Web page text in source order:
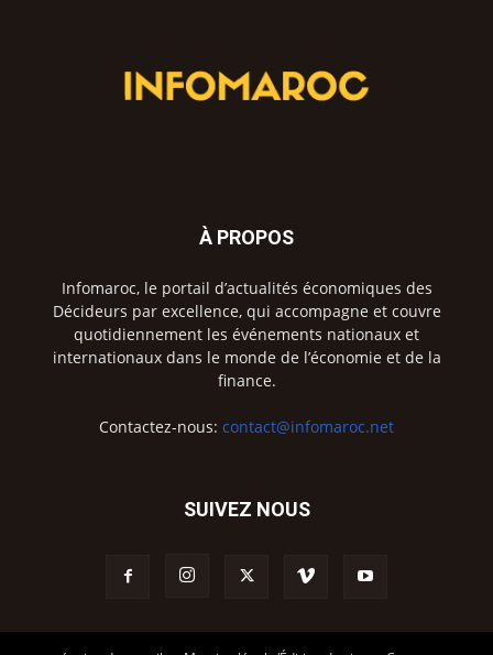
À PROPOS
Infomaroc, le portail d’actualités économiques des
Décideurs par excellence, qui accompagne et couvre
quotidiennement les événements nationaux et
internationaux dans le monde de l’économie et de la
finance.
Contactez-nous: contact@infomaroc.net
SUIVEZ NOUS